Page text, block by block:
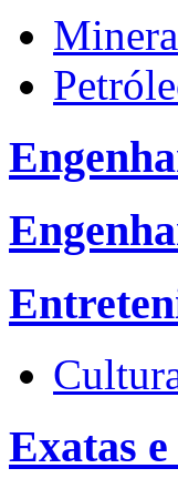
Exatas